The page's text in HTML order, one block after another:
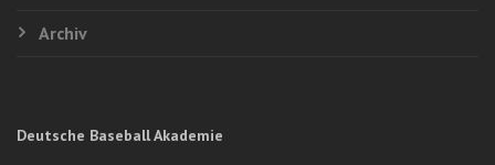
Archiv
Deutsche Baseball Akademie